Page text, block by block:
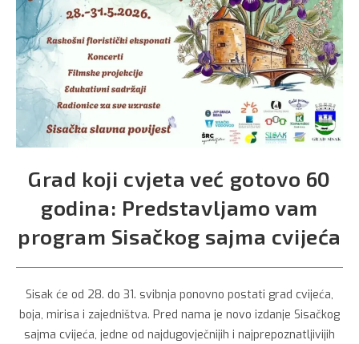
Grad koji cvjeta već gotovo 60
godina: Predstavljamo vam
program Sisačkog sajma cvijeća
Sisak će od 28. do 31. svibnja ponovno postati grad cvijeća,
boja, mirisa i zajedništva. Pred nama je novo izdanje Sisačkog
sajma cvijeća, jedne od najdugovječnijih i najprepoznatljivijih